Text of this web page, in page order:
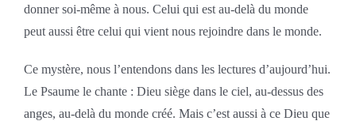
donner soi-même à nous. Celui qui est au-delà du monde
peut aussi être celui qui vient nous rejoindre dans le monde.
Ce mystère, nous l’entendons dans les lectures d’aujourd’hui.
Le Psaume le chante : Dieu siège dans le ciel, au-dessus des
anges, au-delà du monde créé. Mais c’est aussi à ce Dieu que